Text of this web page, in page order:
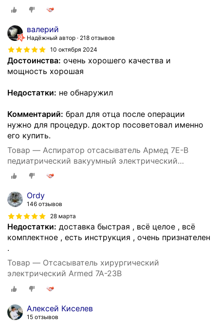
валерий
Надёжный автор
218 отзывов
10 октября 2024
Достоинства: очень хорошего качества и
мощность хорошая
Недостатки: не обнаружил
Комментарий: брал для отца после операции
нужно для процедур. доктор посоветовал именно
его купить.
Товар — Аспиратор отсасыватель Армед 7Е-В
педиатрический вакуумный электрический
медицинский портативный хирургический 15 л/мин
Ordy
146 отзывов
28 марта
Недостатки: доставка быстрая , всë целое , всë
комплектное , есть инструкция , очень признателен
.
Товар — Отсасыватель хирургический
электрический Armed 7A-23B
Алексей Киселев
15 отзывов